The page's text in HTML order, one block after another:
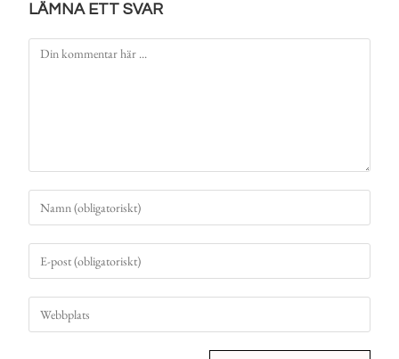
LÄMNA ETT SVAR